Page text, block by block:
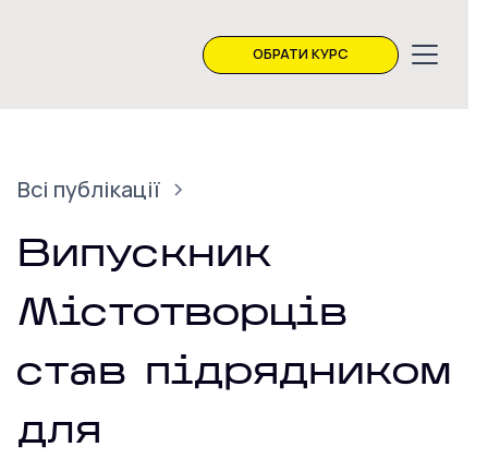
ОБРАТИ КУРС
Всі публікації
Випускник
Містотворців
став підрядником
для